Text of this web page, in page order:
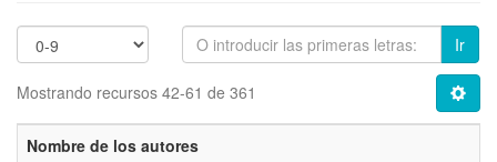
Ir
Mostrando recursos 42-61 de 361
Nombre de los autores